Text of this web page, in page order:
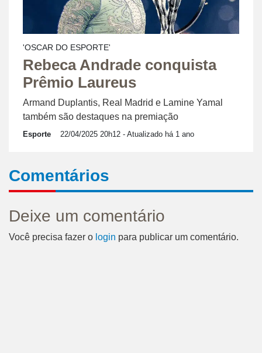
'OSCAR DO ESPORTE'
Rebeca Andrade conquista
Prêmio Laureus
Armand Duplantis, Real Madrid e Lamine Yamal
também são destaques na premiação
Esporte 22/04/2025 20h12 - Atualizado há 1 ano
Comentários
Deixe um comentário
Você precisa fazer o login para publicar um comentário.